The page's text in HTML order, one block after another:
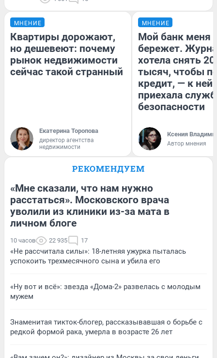
МНЕНИЕ
Квартиры дорожают,
но дешевеют: почему
рынок недвижимости
сейчас такой странный
Екатерина Торопова
директор агентства
недвижимости
МНЕНИЕ
Мой банк меня
бережет.
хотела снять
тысяч, чтобы
кредит, — к
приехала
безопасности
Ксения
Автор мнения
РЕКОМЕНДУЕМ
«Мне сказали, что нам нужно
расстаться». Московского врача
уволили из клиники из-за мата в
личном блоге
10 часов 22 935 17
«Не рассчитала силы»: 18-летняя ужурка пыталась
успокоить трехмесячного сына и убила его
«Ну вот и всё»: звезда «Дома-2» развелась с молодым
мужем
Знаменитая тикток-блогер, рассказывавшая о борьбе с
редкой формой рака, умерла в возрасте 26 лет